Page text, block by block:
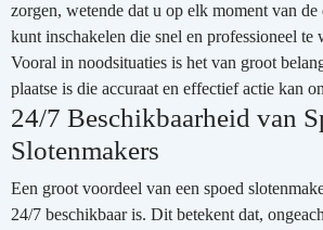
zorgen, wetende dat u op elk moment van de
kunt inschakelen die snel en professioneel te
Vooral in noodsituaties is het van groot
plaatse is die accuraat en effectief actie kan
24/7 Beschikbaarheid van
Slotenmakers
Een groot voordeel van een spoed
24/7 beschikbaar is. Dit betekent dat,